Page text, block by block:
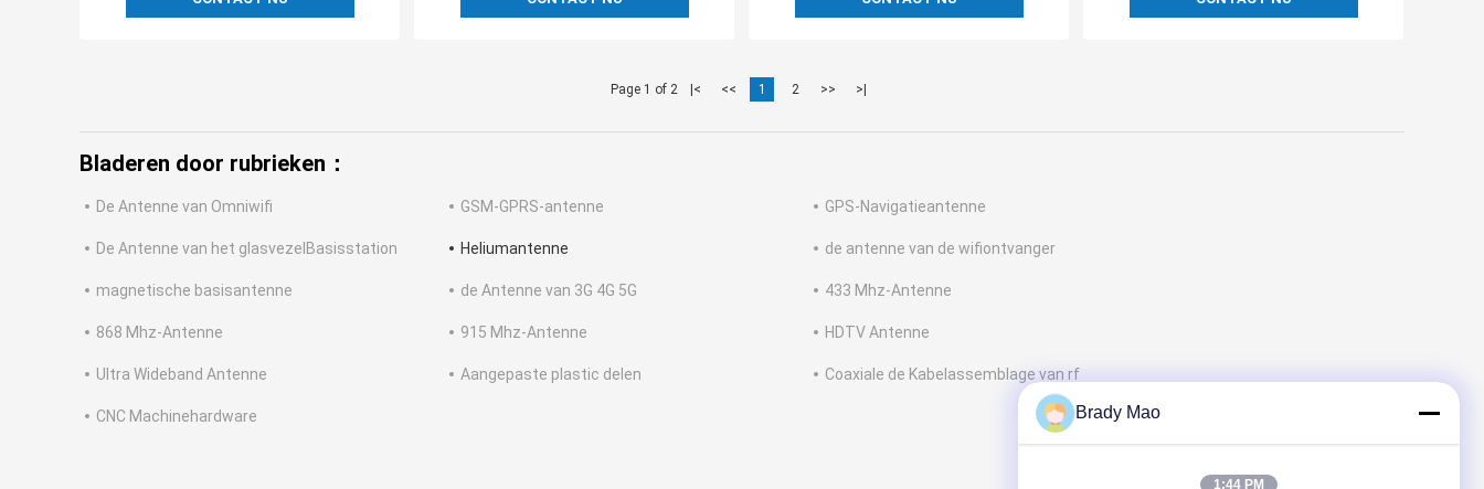
Page 1 of 2 |< << 1 2 >> >|
Bladeren door rubrieken：
De Antenne van Omniwifi GSM-GPRS-antenne GPS-Navigatieantenne
De Antenne van het glasvezelBasisstation Heliumantenne de antenne van de wifiontvanger
magnetische basisantenne de Antenne van 3G 4G 5G 433 Mhz-Antenne
868 Mhz-Antenne 915 Mhz-Antenne HDTV Antenne
Ultra Wideband Antenne Aangepaste plastic delen Coaxiale de Kabelassemblage van rf
CNC Machinehardware Brady Mao
1:44 PM